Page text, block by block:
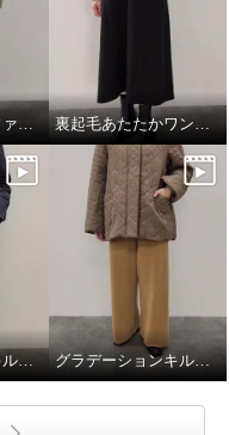
グラデーションキルトロングコート グラデーションキルトミドル丈コート